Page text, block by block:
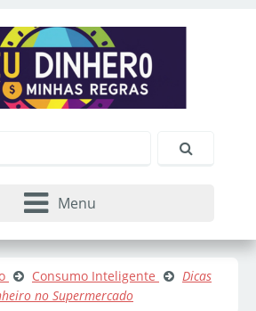
Menu
Consumo Inteligente
Dicas
no Supermercado